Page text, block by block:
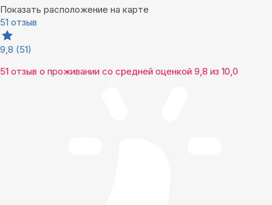
Показать расположение на карте
51 отзыв
9,8 (51)
51 отзыв о проживании со средней оценкой 9,8 из 10,0